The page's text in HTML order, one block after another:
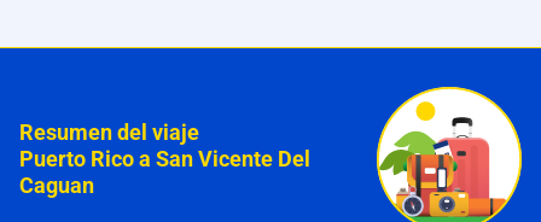
Resumen del viaje
Puerto Rico a San Vicente Del
Caguan